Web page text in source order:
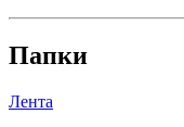
Папки
Лента